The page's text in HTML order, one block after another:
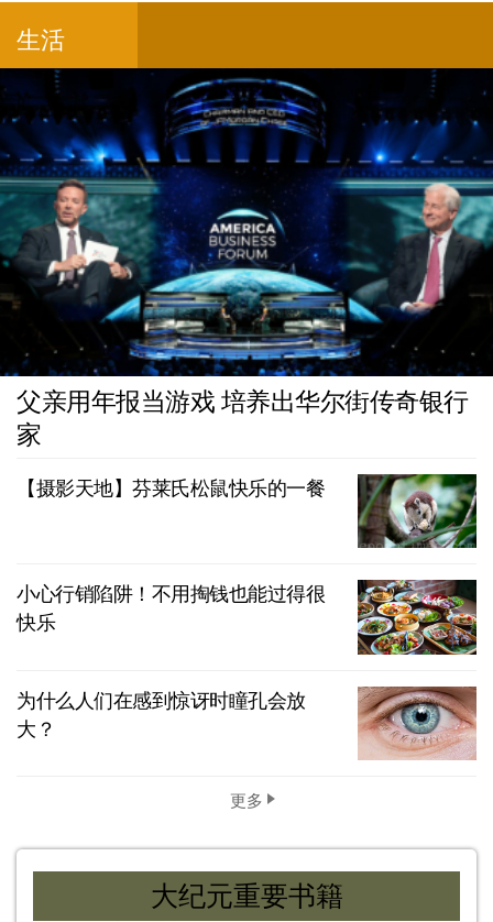
生活
父亲用年报当游戏 培养出华尔街传奇银行
家
【摄影天地】芬莱氏松鼠快乐的一餐
小心行销陷阱！不用掏钱也能过得很
快乐
为什么人们在感到惊讶时瞳孔会放
大？
更多
大纪元重要书籍